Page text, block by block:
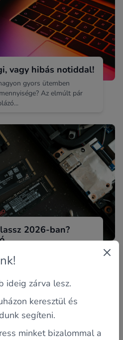
vagy hibás notiddal!
gyors ütemben
Az elmúlt pár
2026-ban?
már, hogy
ennél a kérdésnél: 256 GB,
ideig zárva lesz.
keresztül és
segíteni.
minket bizalommal a